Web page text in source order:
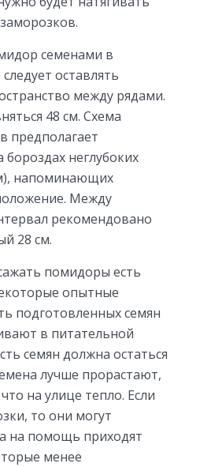
семенами в
оставлять
между рядами.
48 см. Схема
предполагает
неглубоких
напоминающих
Между
рекомендовано
28 см.
помидоры есть
опытные
подготовленных семян
в питательной
семян должна остаться
лучше прорастают,
на улице тепло. Если
то они могут
на помощь приходят
менее